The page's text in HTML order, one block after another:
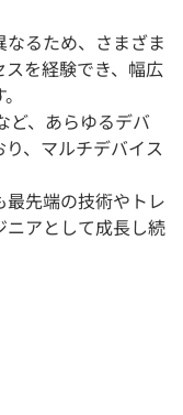
なるため、さまざま
を経験でき、幅広
ど、あらゆるデバ
、マルチデバイス
最先端の技術やトレ
ニアとして成長し続